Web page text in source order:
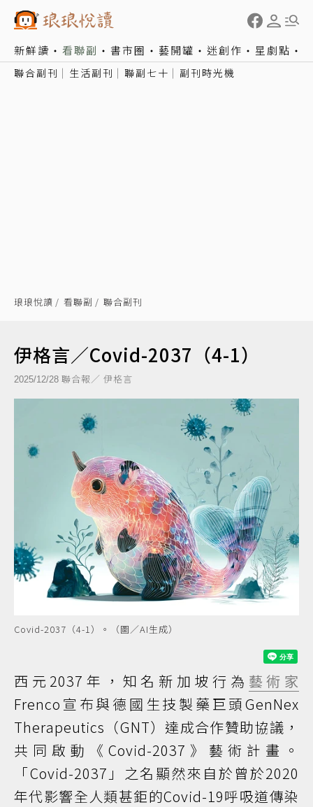
新鮮讀 看聯副 書市圈 藝開罐 迷創作 星劇點
聯合副刊 生活副刊 聯副七十 副刊時光機
琅琅悅讀 看聯副 聯合副刊
伊格言／Covid-2037（4-1）
2025/12/28 聯合報／ 伊格言
Covid-2037（4-1）。（圖／AI生成）
西元2037年，知名新加坡行為 藝術家
Frenco宣布與德國生技製藥巨頭GenNex
Therapeutics（GNT）達成合作贊助協議，
共同啟動《Covid-2037》藝術計畫。
「Covid-2037」之名顯然來自於曾於2020
年代影響全人類甚鉅的Covid-19呼吸道傳染